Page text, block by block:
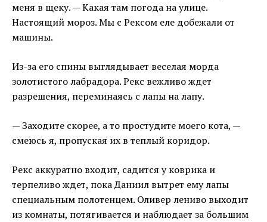
меня в щеку. — Какая там погода на улице.
Настоящий мороз. Мы с Рексом еле добежали от
машины.
Из-за его спины выглядывает веселая морда
золотистого лабрадора. Рекс вежливо ждет
разрешения, переминаясь с лапы на лапу.
— Заходите скорее, а то простудите моего кота, —
смеюсь я, пропуская их в теплый коридор.
Рекс аккуратно входит, садится у коврика и
терпеливо ждет, пока Даниил вытрет ему лапы
специальным полотенцем. Оливер лениво выходит
из комнаты, потягивается и наблюдает за большим